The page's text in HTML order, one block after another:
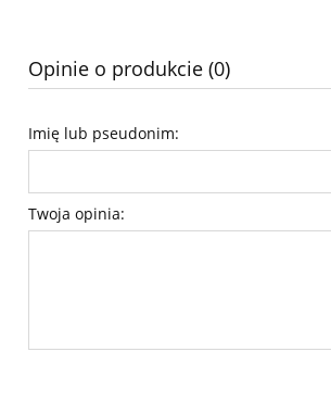
Opinie o produkcie (0)
Imię lub pseudonim:
Twoja opinia: